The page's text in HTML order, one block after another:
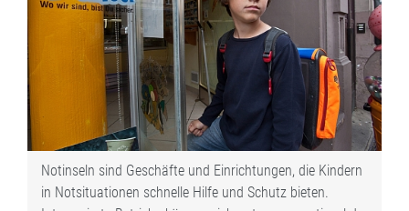
Notinseln sind Geschäfte und Einrichtungen, die Kindern
in Notsituationen schnelle Hilfe und Schutz bieten.